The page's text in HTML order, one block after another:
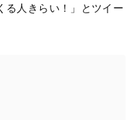
る人きらい！」とツイー